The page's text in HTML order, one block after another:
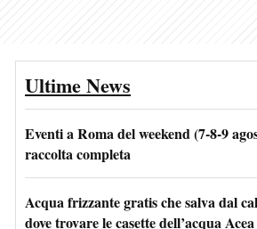
Ultime News
Eventi a Roma del weekend (7-8-9
raccolta completa
Acqua frizzante gratis che salva dal
dove trovare le casette dell’acqua Acea